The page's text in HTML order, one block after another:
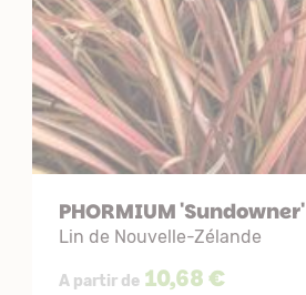
PHORMIUM 'Sundowner'
Lin de Nouvelle-Zélande
A partir de 10,68 €